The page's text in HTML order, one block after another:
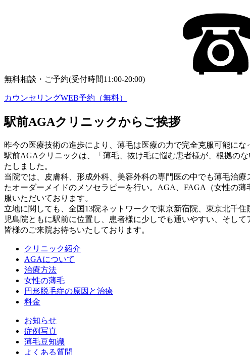
無料相談・ご予約(受付時間11:00-20:00)
カウンセリングWEB予約（無料）
駅前AGAクリニックからご挨拶
昨今の医療技術の進歩により、薄毛は医療の力で完全克服可能にな
駅前AGAクリニックは、「薄毛、抜け毛に悩む患者様が、根拠の
たしました。
当院では、皮膚科、形成外科、美容外科の専門医の中でも薄毛治
たオーダーメイドのメソセラピーを行い。AGA、FAGA（女性の
服いただいております。
立地に関しても、全国13院ネットワークで東京新宿院、東京北千
児島院ともに駅前に位置し、患者様に少しでも通いやすい、そし
皆様のご来院お待ちいたしております。
クリニック紹介
AGAについて
治療方法
女性の薄毛
円形脱毛症の原因と治療
料金
お知らせ
症例写真
薄毛豆知識
よくある質問